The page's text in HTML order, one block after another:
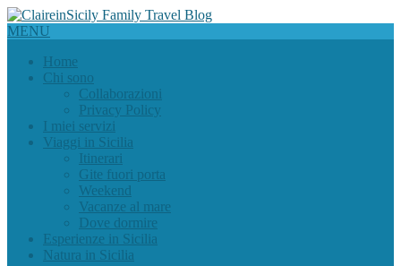
MENU
Home
Chi sono
Collaborazioni
Privacy Policy
I miei servizi
Viaggi in Sicilia
Itinerari
Gite fuori porta
Weekend
Vacanze al mare
Dove dormire
Esperienze in Sicilia
Natura in Sicilia